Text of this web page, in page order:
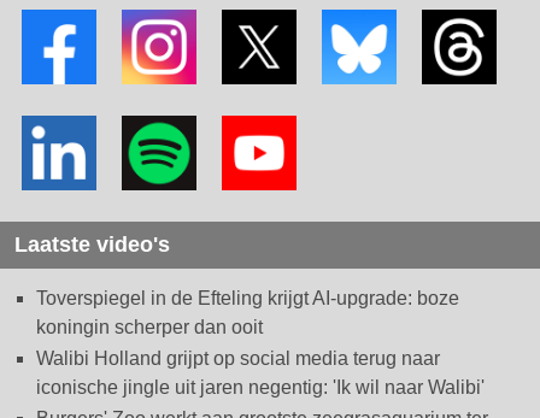
Laatste video's
Toverspiegel in de Efteling krijgt AI-upgrade: boze
koningin scherper dan ooit
Walibi Holland grijpt op social media terug naar
iconische jingle uit jaren negentig: 'Ik wil naar Walibi'